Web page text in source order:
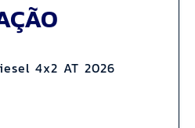
4x2 AT 2026